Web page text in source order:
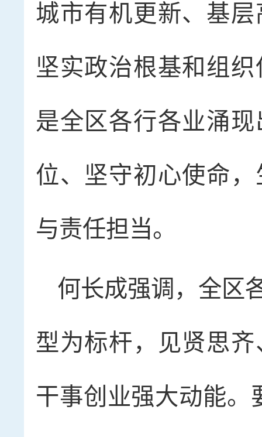
城市有机更新、基
坚实政治根基和组
是全区各行各业涌
位、坚守初心使命
与责任担当。
何长成强调，全区
型为标杆，见贤思
干事创业强大动能。